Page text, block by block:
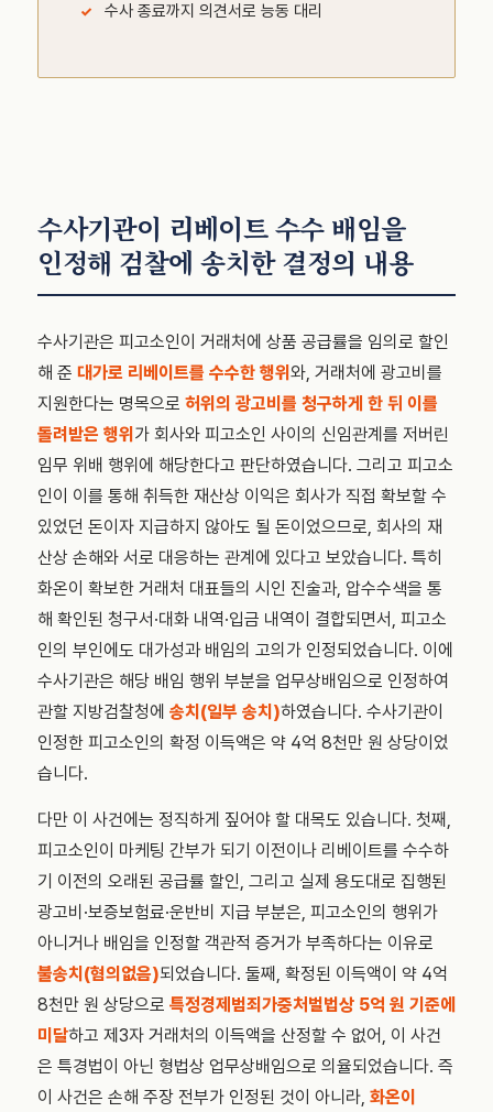
수사 종료까지 의견서로 능동 대리
수사기관이 리베이트 수수 배임을
인정해 검찰에 송치한 결정의 내용
수사기관은 피고소인이 거래처에 상품 공급률을 임의로 할인
해 준 대가로 리베이트를 수수한 행위 와, 거래처에 광고비를
지원한다는 명목으로 허위의 광고비를 청구하게 한 뒤 이를
돌려받은 행위 가 회사와 피고소인 사이의 신임관계를 저버린
임무 위배 행위에 해당한다고 판단하였습니다. 그리고 피고소
인이 이를 통해 취득한 재산상 이익은 회사가 직접 확보할 수
있었던 돈이자 지급하지 않아도 될 돈이었으므로, 회사의 재
산상 손해와 서로 대응하는 관계에 있다고 보았습니다. 특히
화온이 확보한 거래처 대표들의 시인 진술과, 압수수색을 통
해 확인된 청구서·대화 내역·입금 내역이 결합되면서, 피고소
인의 부인에도 대가성과 배임의 고의가 인정되었습니다. 이에
수사기관은 해당 배임 행위 부분을 업무상배임으로 인정하여
관할 지방검찰청에 송치(일부 송치)하였습니다. 수사기관이
인정한 피고소인의 확정 이득액은 약 4억 8천만 원 상당이었
습니다.
다만 이 사건에는 정직하게 짚어야 할 대목도 있습니다. 첫째,
피고소인이 마케팅 간부가 되기 이전이나 리베이트를 수수하
기 이전의 오래된 공급률 할인, 그리고 실제 용도대로 집행된
광고비·보증보험료·운반비 지급 부분은, 피고소인의 행위가
아니거나 배임을 인정할 객관적 증거가 부족하다는 이유로
불송치(혐의없음)되었습니다. 둘째, 확정된 이득액이 약 4억
8천만 원 상당으로 특정경제범죄가중처벌법상 5억 원 기준에
미달하고 제3자 거래처의 이득액을 산정할 수 없어, 이 사건
은 특경법이 아닌 형법상 업무상배임으로 의율되었습니다. 즉
이 사건은 손해 주장 전부가 인정된 것이 아니라, 화온이